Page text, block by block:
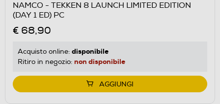
NAMCO - TEKKEN 8 LAUNCH LIMITED EDITION
(DAY 1 ED) PC
€ 68,90
Acquisto online: disponibile
Ritiro in negozio: non disponibile
AGGIUNGI